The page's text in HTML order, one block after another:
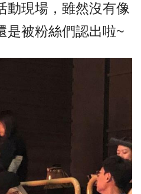
動現場，雖然沒有像
是被粉絲們認出啦~